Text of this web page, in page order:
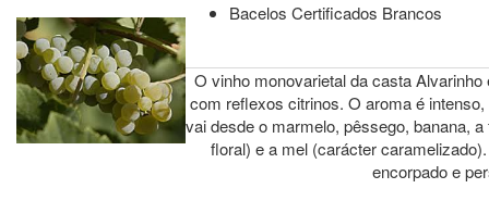
Bacelos Certificados Brancos
O vinho monovarietal da casta
com reflexos citrinos. O aroma é
vai desde o marmelo, pêssego, banana,
floral) e a mel (carácter
encorpado e